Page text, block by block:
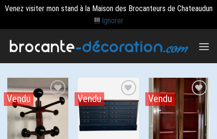
Venez visiter mon stand à la Maison des Brocanteurs de Chateaudun
!!! Ignorer
Vendu
Ajouter
à la
wishlist
Vendu
Ajouter
à la
wishlist
Vendu
Ajouter
à la
wishlist